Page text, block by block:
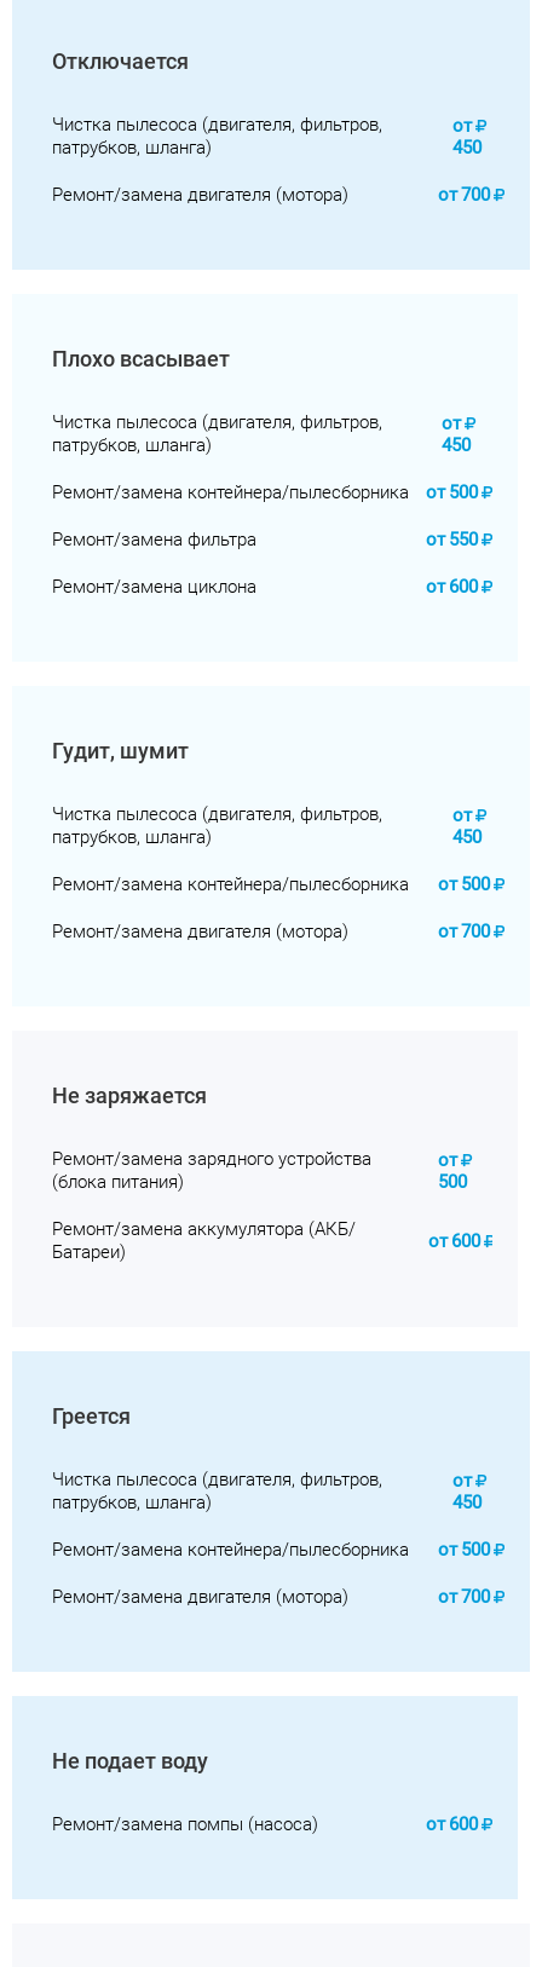
Отключается
Чистка пылесоса (двигателя, фильтров,
патрубков, шланга)
от
450
Ремонт/замена двигателя (мотора) от700
Плохо всасывает
Чистка пылесоса (двигателя, фильтров,
патрубков, шланга)
от
450
Ремонт/замена контейнера/пылесборника от 500
Ремонт/замена фильтра от 550
Ремонт/замена циклона от 600
Гудит, шумит
Чистка пылесоса (двигателя, фильтров,
патрубков, шланга)
от
450
Ремонт/замена контейнера/пылесборника от 500
Ремонт/замена двигателя (мотора) от700
Не заряжается
Ремонт/замена зарядного устройства
(блока питания)
от
500
Ремонт/замена аккумулятора (АКБ/
Батареи)
от 600
Греется
Чистка пылесоса (двигателя, фильтров,
патрубков, шланга)
от
450
Ремонт/замена контейнера/пылесборника от 500
Ремонт/замена двигателя (мотора) от700
Не подает воду
Ремонт/замена помпы (насоса) от 600